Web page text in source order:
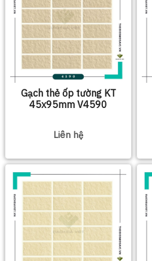
Gạch thẻ ốp tường KT
45x95mm V4590
Liên hệ